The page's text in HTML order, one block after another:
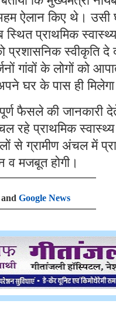
ऐलान किए थे। उसी
प्राथमिक
स्वीकृति
गांवों के लोगों को
घर के पास ही
फैसले की जानकारी
रहे प्राथमिक
से ग्रामीण अंचल में
मजबूत होगी।
Google News